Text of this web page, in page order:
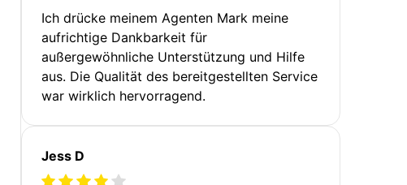
Ich drücke meinem Agenten Mark meine
aufrichtige Dankbarkeit für
außergewöhnliche Unterstützung und Hilfe
aus. Die Qualität des bereitgestellten Service
war wirklich hervorragend.
Jess D